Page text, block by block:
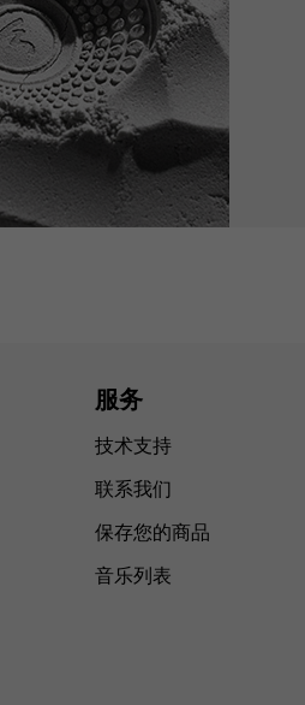
服务
技术支持
联系我们
保存您的商品
音乐列表